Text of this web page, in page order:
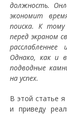
должность.
экономит
поиска. К
перед экраном
Однако, как и
подводные
на успех.
В этой статье
и приведу